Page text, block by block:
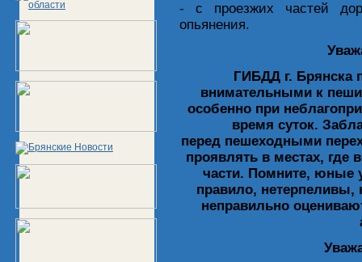
- с проезжих частей
опьянения.
ГИБДД г. Брянска
внимательными к
особенно при
время суток.
перед пешеходными
проявлять в местах, где
части. Помните, юные
правило, нетерпеливы,
неправильно